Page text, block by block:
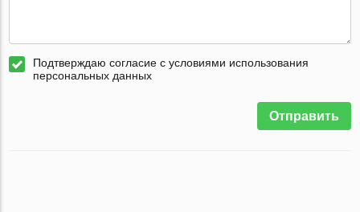
Подтверждаю согласие с условиями использования
персональных данных
Отправить